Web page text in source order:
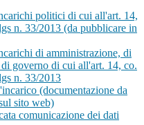
politici di cui all'art. 14,
n. 33/2013 (da pubblicare in
di amministrazione, di
governo di cui all'art. 14, co.
n. 33/2013
(documentazione da
sito web)
comunicazione dei dati